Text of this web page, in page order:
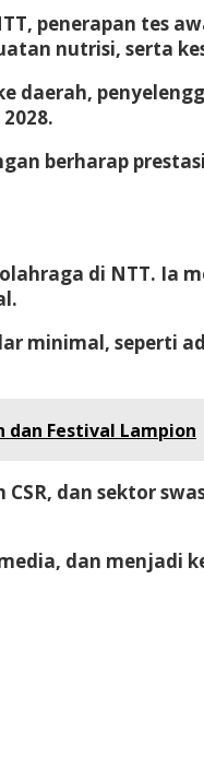
penerapan tes
nutrisi, serta
daerah,
berharap
di NTT. Ia
minimal, seperti
dan Festival Lampion
dan sektor
dan menjadi